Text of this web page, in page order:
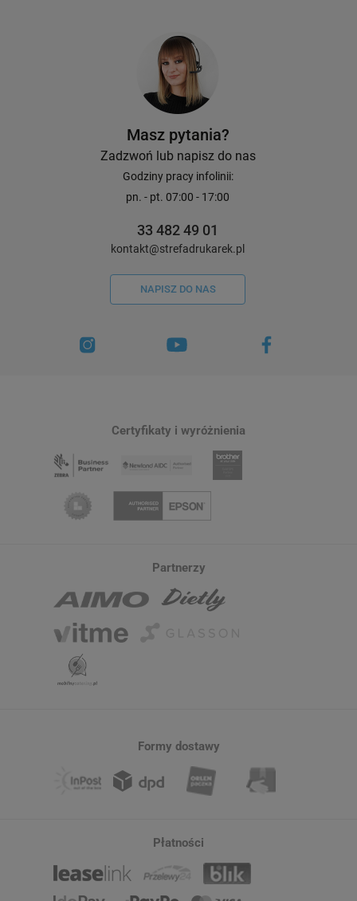
DO KOSZYKA
Masz pytania?
Zadzwoń lub napisz do nas
Godziny pracy infolinii:
pn. - pt. 07:00 - 17:00
33 482 49 01
kontakt@strefadrukarek.pl
NAPISZ DO NAS
Certyfikaty i wyróżnienia
Partnerzy
Formy dostawy
Płatności